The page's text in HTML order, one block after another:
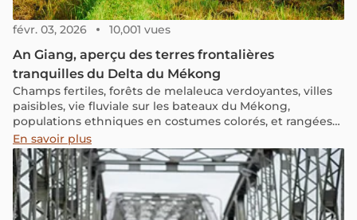
févr. 03, 2026 10,001 vues
An Giang, aperçu des terres frontalières
tranquilles du Delta du Mékong
Champs fertiles, forêts de melaleuca verdoyantes, villes
paisibles, vie fluviale sur les bateaux du Mékong,
populations ethniques en costumes colorés, et rangées
de personnes se déplaçant le long des canaux à la
frontière cambodgienne sont des images quotidiennes
d'une vie tranquille dans la province frontalière d'An
Giang. Découvrez avec nous tous les aspects intéressants
de cette terre lointaine à travers les yeux d'un local du
Delta du Mékong.
En savoir plus